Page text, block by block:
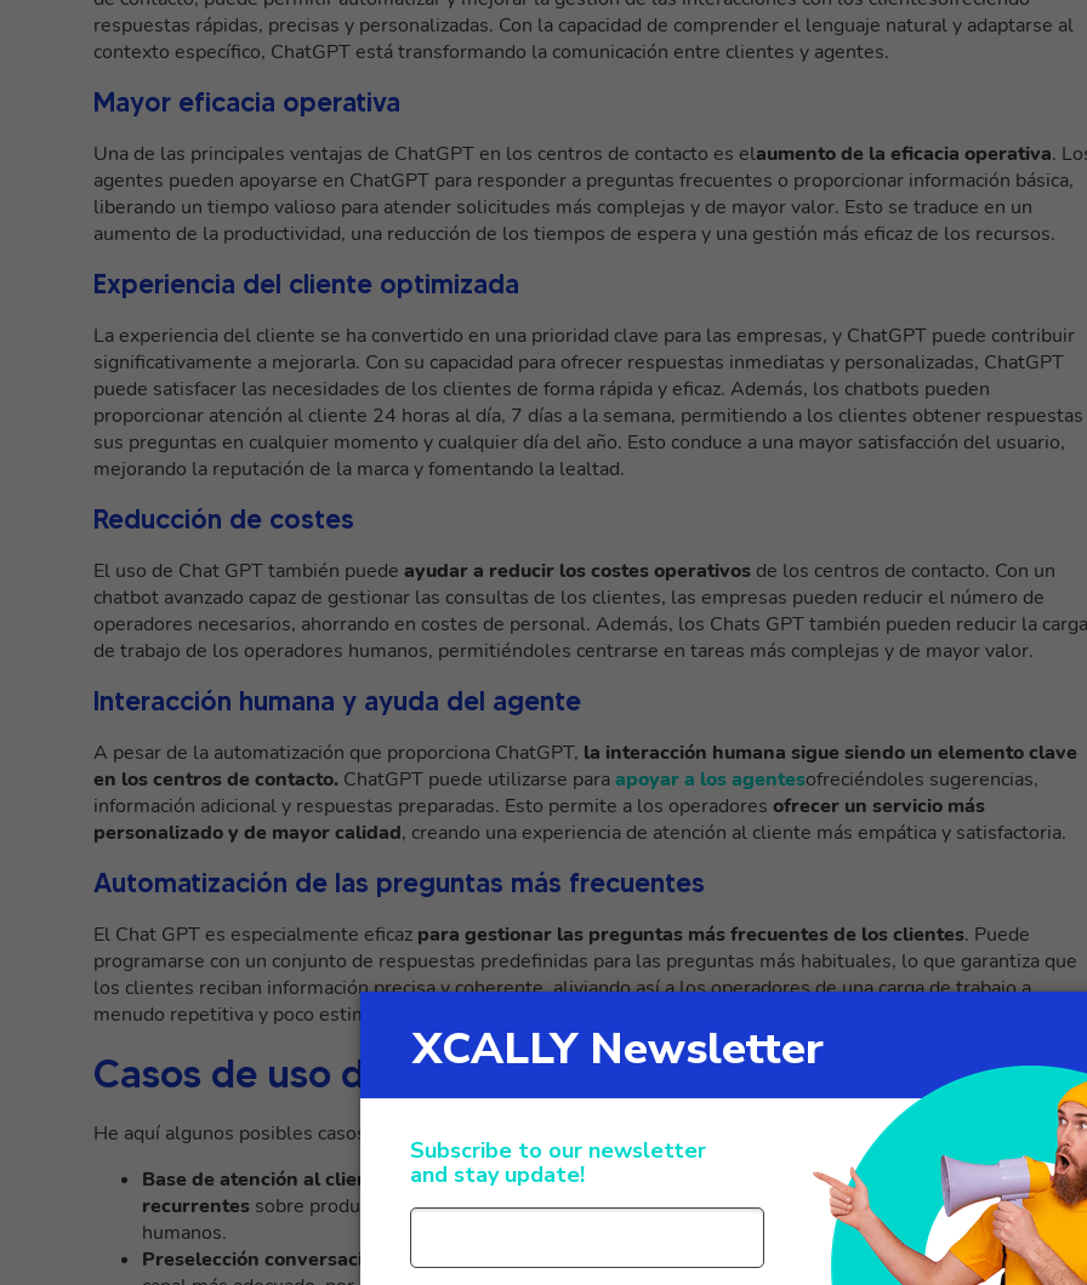
respuestas rápidas, precisas y personalizadas. Con la capacidad de comprender el lenguaje natural y adaptarse al
contexto específico, ChatGPT está transformando la comunicación entre clientes y agentes.
Mayor eficacia operativa
Una de las principales ventajas de ChatGPT en los centros de contacto es elaumento de la eficacia operativa.
agentes pueden apoyarse en ChatGPT para responder a preguntas frecuentes o proporcionar información básica,
liberando un tiempo valioso para atender solicitudes más complejas y de mayor valor. Esto se traduce en un
aumento de la productividad, una reducción de los tiempos de espera y una gestión más eficaz de los recursos.
Experiencia del cliente optimizada
La experiencia del cliente se ha convertido en una prioridad clave para las empresas, y ChatGPT puede contribuir
significativamente a mejorarla. Con su capacidad para ofrecer respuestas inmediatas y personalizadas, ChatGPT
puede satisfacer las necesidades de los clientes de forma rápida y eficaz. Además, los chatbots pueden
proporcionar atención al cliente 24 horas al día, 7 días a la semana, permitiendo a los clientes obtener respuestas
sus preguntas en cualquier momento y cualquier día del año. Esto conduce a una mayor satisfacción del usuario,
mejorando la reputación de la marca y fomentando la lealtad.
Reducción de costes
El uso de Chat GPT también puede ayudar a reducir los costes operativos de los centros de contacto. Con un
chatbot avanzado capaz de gestionar las consultas de los clientes, las empresas pueden reducir el número de
operadores necesarios, ahorrando en costes de personal. Además, los Chats GPT también pueden reducir la carga
de trabajo de los operadores humanos, permitiéndoles centrarse en tareas más complejas y de mayor valor.
Interacción humana y ayuda del agente
A pesar de la automatización que proporciona ChatGPT, la interacción humana sigue siendo un elemento clave
en los centros de contacto. ChatGPT puede utilizarse paraapoyar a los agentesofreciéndoles sugerencias,
información adicional y respuestas preparadas. Esto permite a los operadores ofrecer un servicio más
personalizado y de mayor calidad, creando una experiencia de atención al cliente más empática y satisfactoria.
Automatización de las preguntas más frecuentes
El Chat GPT es especialmente eficaz para gestionar las preguntas más frecuentes de los clientes. Puede
programarse con un conjunto de respuestas predefinidas para las preguntas más habituales, lo que garantiza que
los clientes reciban información precisa y coherente, aliviando así a los operadores de una carga de trabajo a
menudo repetitiva y poco estimulante.
Casos de uso de ChatGPT en los centros de contacto
He aquí algunos posibles casos de uso de ChatGPT para mejorar la atención al cliente:
Base de atención al cliente:
ChatGPT puedegestionar de forma autónoma preguntas sencillas y
recurrentes sobre productos, envíos, pagos, etc., a través del chat, disminuyendo la carga de los operadores
humanos.
Preselección conversacional: ChatGPT puede hacer una preselección inicial de las solicitudes y dirigirlas al